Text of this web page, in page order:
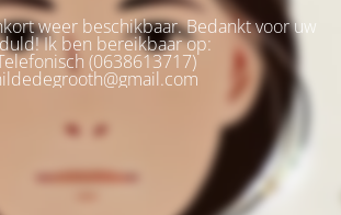
weer beschikbaar. Bedankt voor uw
Ik ben bereikbaar op:
(0638613717)